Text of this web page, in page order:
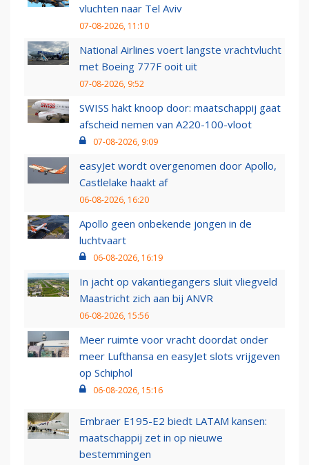
vluchten naar Tel Aviv
07-08-2026, 11:10
National Airlines voert langste vrachtvlucht
met Boeing 777F ooit uit
07-08-2026, 9:52
SWISS hakt knoop door: maatschappij gaat
afscheid nemen van A220-100-vloot
07-08-2026, 9:09
easyJet wordt overgenomen door Apollo,
Castlelake haakt af
06-08-2026, 16:20
Apollo geen onbekende jongen in de
luchtvaart
06-08-2026, 16:19
In jacht op vakantiegangers sluit vliegveld
Maastricht zich aan bij ANVR
06-08-2026, 15:56
Meer ruimte voor vracht doordat onder
meer Lufthansa en easyJet slots vrijgeven
op Schiphol
06-08-2026, 15:16
Embraer E195-E2 biedt LATAM kansen:
maatschappij zet in op nieuwe
bestemmingen